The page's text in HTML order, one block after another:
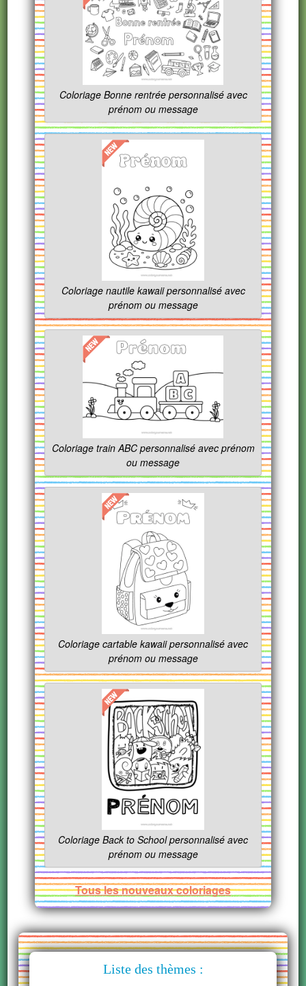
Coloriage Bonne rentrée personnalisé avec
prénom ou message
Coloriage nautile kawaii personnalisé avec
prénom ou message
Coloriage train ABC personnalisé avec prénom
ou message
Coloriage cartable kawaii personnalisé avec
prénom ou message
Coloriage Back to School personnalisé avec
prénom ou message
Tous les nouveaux coloriages
Liste des thèmes :